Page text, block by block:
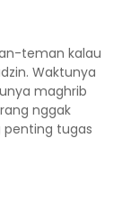
teman kalau
Waktunya
maghrib
nggak
penting tugas